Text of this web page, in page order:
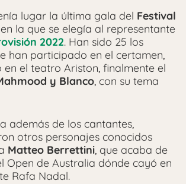
lugar la última gala del Festival
en la que se elegía al representante
2022. Han sido 25 los
han participado en el certamen,
en el teatro Ariston, finalmente el
y Blanco, con su tema
además de los cantantes,
otros personajes conocidos
Matteo Berrettini, que acaba de
Open de Australia dónde cayó en
Rafa Nadal.